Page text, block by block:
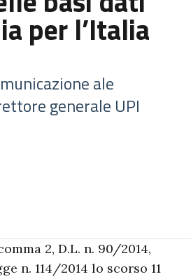
per l’Italia
ale
generale UPI
2, D.L. n. 90/2014,
n. 114/2014 lo scorso 11